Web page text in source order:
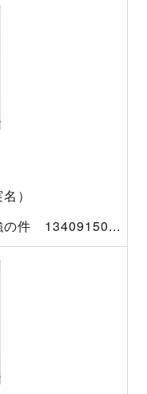
）
の件 13409150...